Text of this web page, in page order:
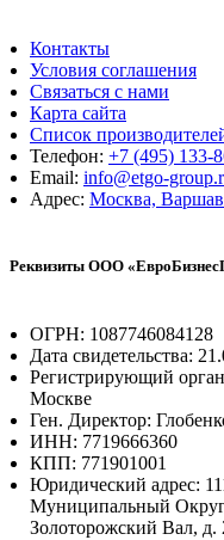
Контакты
Условия соглашения
Связаться с нами
Карта сайта
Список
Телефон: +7 (495) 133-
Email: info@etgo-
Адрес: Москва,
Реквизиты ООО
ОГРН: 1087746084128
Дата свидетельства:
Регистрирующий
Москве
Ген. Директор:
ИНН: 7719666360
КПП: 771901001
Юридический адрес:
Муниципальный
Золоторожский Вал,